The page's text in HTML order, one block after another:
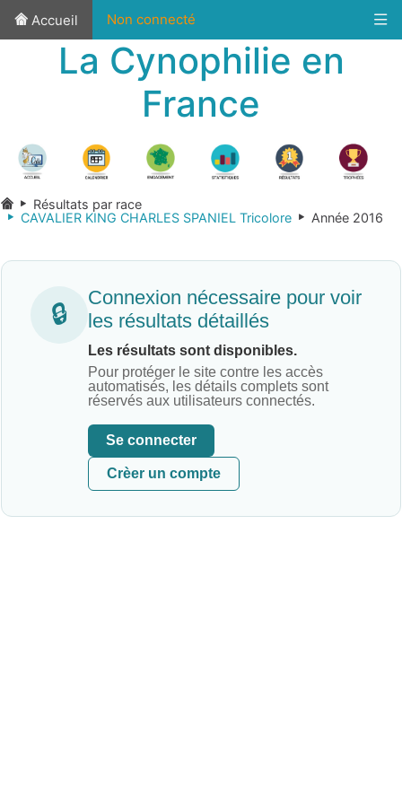
Accueil Non connecté
La Cynophilie en
France
Résultats par race
CAVALIER KING CHARLES SPANIEL Tricolore
Année 2016
🔒
Connexion nécessaire pour voir
les résultats détaillés
Les résultats sont disponibles.
Pour protéger le site contre les accès
automatisés, les détails complets sont
réservés aux utilisateurs connectés.
Se connecter
Crèer un compte